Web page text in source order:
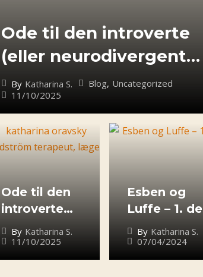
Ode til den introverte
(eller neurodivergente)
kollega
By Katharina S. Blog, Uncategorized
11/10/2025
Ode til den
introverte
(eller
neurodiverg
ente)
By Katharina S.
11/10/2025
Esben og
Luffe – 1. del
By Katharina S.
07/04/2024